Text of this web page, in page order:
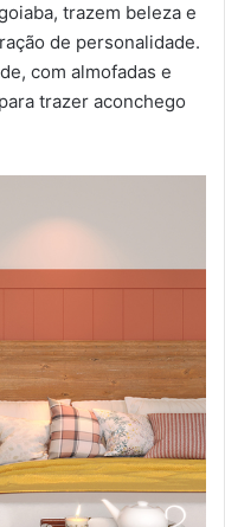
trazem beleza e
de personalidade.
com almofadas e
trazer aconchego